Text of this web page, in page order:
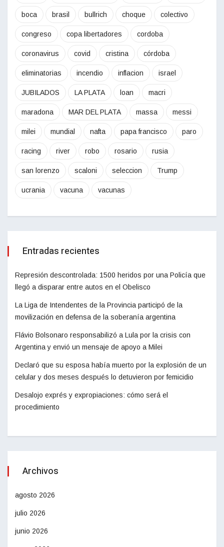
boca brasil bullrich choque colectivo
congreso copa libertadores cordoba
coronavirus covid cristina córdoba
eliminatorias incendio inflacion israel
JUBILADOS LA PLATA loan macri
maradona MAR DEL PLATA massa messi
milei mundial nafta papa francisco paro
racing river robo rosario rusia
san lorenzo scaloni seleccion Trump
ucrania vacuna vacunas
Entradas recientes
Represión descontrolada: 1500 heridos por una Policía que
llegó a disparar entre autos en el Obelisco
La Liga de Intendentes de la Provincia participó de la
movilización en defensa de la soberanía argentina
Flávio Bolsonaro responsabilizó a Lula por la crisis con
Argentina y envió un mensaje de apoyo a Milei
Declaró que su esposa había muerto por la explosión de un
celular y dos meses después lo detuvieron por femicidio
Desalojo exprés y expropiaciones: cómo será el
procedimiento
Archivos
agosto 2026
julio 2026
junio 2026